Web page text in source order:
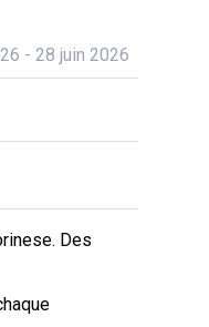
- 28 juin 2026
Des